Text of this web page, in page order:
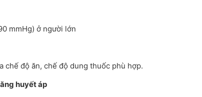
mmHg) ở người lớn
chế độ ăn, chế độ dung thuốc phù hợp.
huyết áp